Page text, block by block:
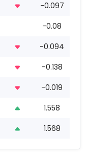
-0.097
-0.08
-0.094
-0.138
-0.019
1.558
1.568